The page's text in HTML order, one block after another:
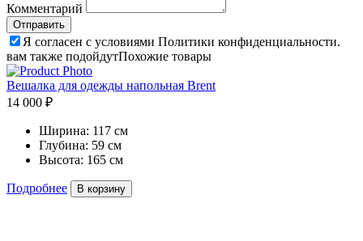
Комментарий
Я согласен с условиями Политики конфиденциальности.
вам также подойдутПохожие товары
Вешалка для одежды напольная Brent
14 000 ₽
Ширина: 117 см
Глубина: 59 см
Высота: 165 см
Подробнее В корзину